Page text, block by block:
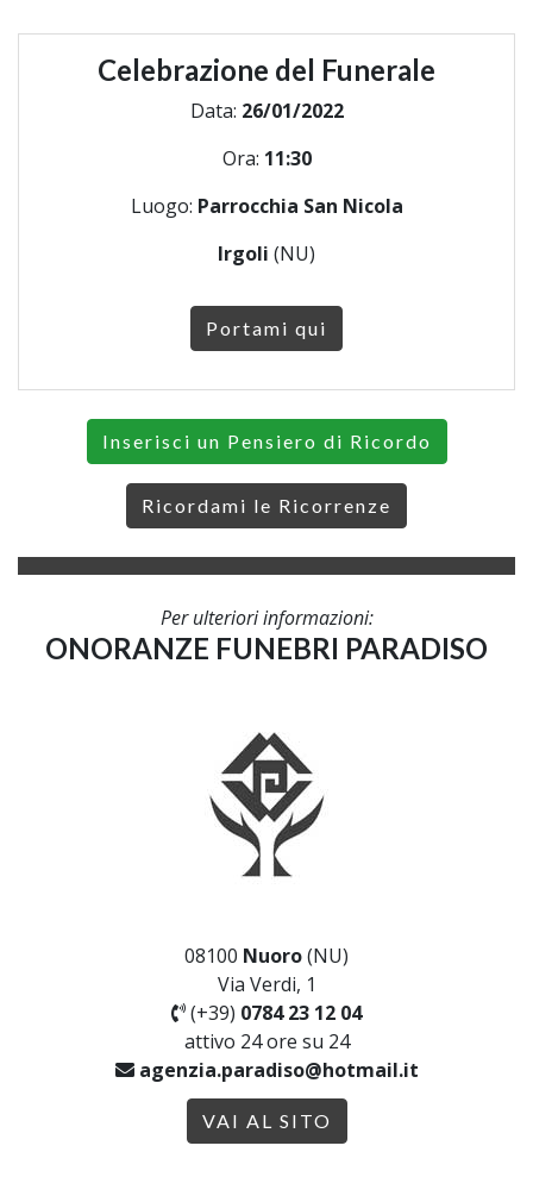
Celebrazione del Funerale
Data: 26/01/2022
Ora: 11:30
Luogo: Parrocchia San Nicola
Irgoli (NU)
Portami qui
Inserisci un Pensiero di Ricordo
Ricordami le Ricorrenze
Per ulteriori informazioni:
ONORANZE FUNEBRI PARADISO
08100 Nuoro(NU)
Via Verdi, 1
(+39) 0784 23 12 04
attivo 24 ore su 24
agenzia.paradiso@hotmail.it
VAI AL SITO